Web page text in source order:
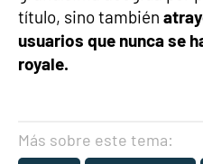
título, sino también
usuarios que nunca se
royale.
Más sobre este tema: